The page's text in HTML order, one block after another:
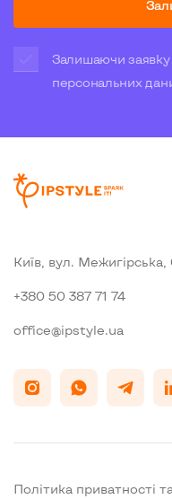
Залишаючи заявку
персональних
Київ, вул. Межигiрська,
+380 50 387 71 74
office@ipstyle.ua
Політика приватності